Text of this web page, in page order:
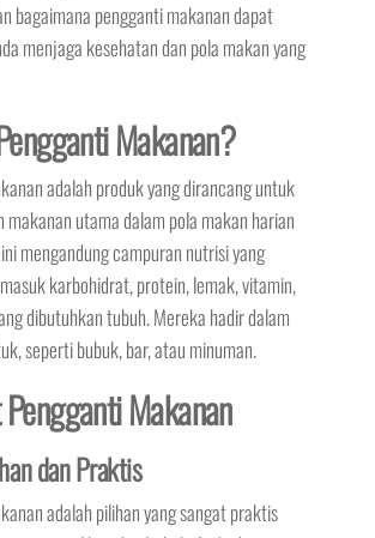
bagaimana pengganti makanan dapat
menjaga kesehatan dan pola makan yang
Makanan?
adalah produk yang dirancang untuk
makanan utama dalam pola makan harian
mengandung campuran nutrisi yang
karbohidrat, protein, lemak, vitamin,
dibutuhkan tubuh. Mereka hadir dalam
seperti bubuk, bar, atau minuman.
Makanan
dan Praktis
adalah pilihan yang sangat praktis